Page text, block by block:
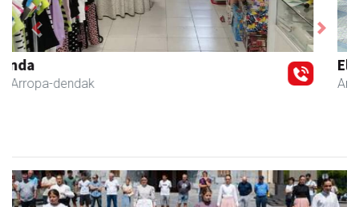
Elizondo taberna
Andoain -
Previous Next